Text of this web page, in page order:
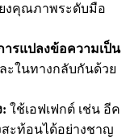
ยงคุณภาพระดับมือ
ารแปลงข้อความเป็น
ะในทางกลับกันด้วย
ใช้เอฟเฟกต์ เช่น อีค
สะท้อนได้อย่างชาญ